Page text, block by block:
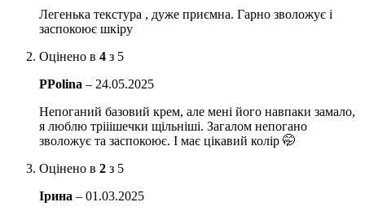
Зволожування;
Заспокійлива дія.
Порада щодо застосування:Нанесіть невелику кількість крему в
якості завершального етапу ранкового та/або вечірнього догляду.
Об’єм:50 мл
Легенька текстура , дуже приємна. Гарно зволожує і
заспокоює шкіру
Оцінено в 4 з 5
PPolina – 24.05.2025
Непоганий базовий крем, але мені його навпаки замало,
я люблю трііішечки щільніші. Загалом непогано
зволожує та заспокоює. І має цікавий колір 🤭
Оцінено в 2 з 5
Ірина – 01.03.2025